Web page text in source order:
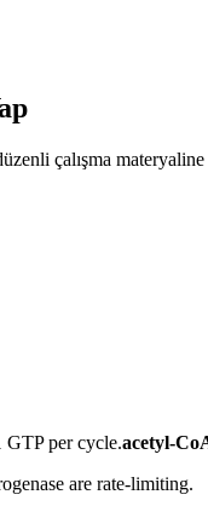
çalışma
per cycle.acetyl-
are rate-limiting.